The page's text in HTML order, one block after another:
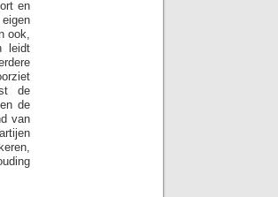
en
ook,
leidt
de
de
van